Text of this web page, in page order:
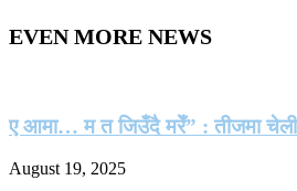
EVEN MORE NEWS
ए आमा… म त जिउँदै मरेँ” : तीजमा
August 19, 2025